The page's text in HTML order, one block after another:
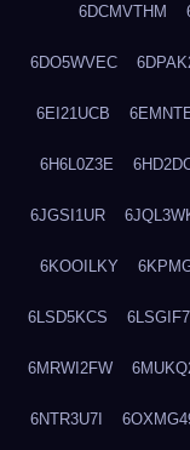
6DCMVTHM
6DO5WVEC
6EI21UCB
6H6L0Z3E
6JGSI1UR
6KOOILKY
6LSD5KCS
6MRWI2FW
6NTR3U7I